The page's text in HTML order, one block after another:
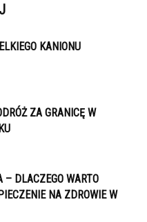
KANIONU
ZA GRANICĘ W
– DLACZEGO WARTO
NA ZDROWIE W